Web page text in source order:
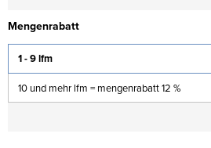
Mengenrabatt
1 - 9 lfm
10 und mehr lfm = mengenrabatt 12 %